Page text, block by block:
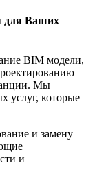
для Ваших
BIM модели,
Мы
услуг, которые
и замену
и